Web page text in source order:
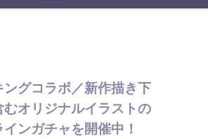
ングコラボ／新作描き下
むオリジナルイラストの
ンガチャを開催中！